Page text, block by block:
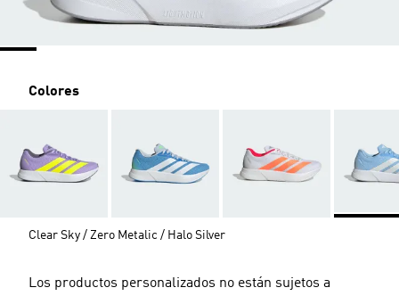
Colores
Clear Sky / Zero Metalic / Halo Silver
Los productos personalizados no están sujetos a